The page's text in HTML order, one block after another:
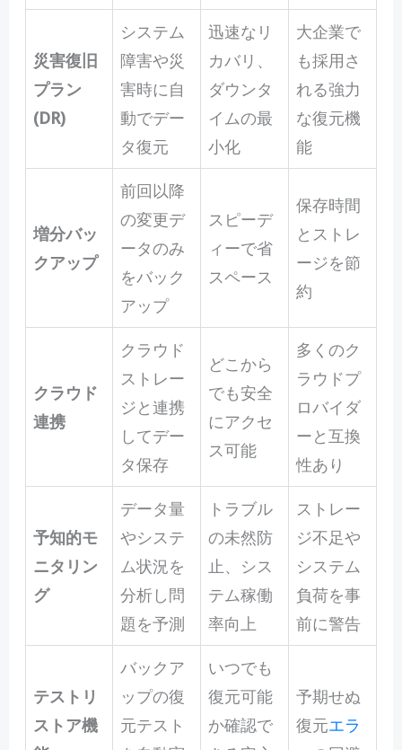
災害復旧
プラン
(DR)
システム
障害や災
害時に自
動でデー
タ復元
迅速なリ
カバリ、
ダウンタ
イムの最
小化
大企業で
も採用さ
れる強力
な復元機
能
増分バッ
クアップ
前回以降
の変更デ
ータのみ
をバック
アップ
スピーデ
ィーで省
スペース
保存時間
とストレ
ージを節
約
クラウド
連携
クラウド
ストレー
ジと連携
してデー
タ保存
どこから
でも安全
にアクセ
ス可能
多くのク
ラウドプ
ロバイダ
ーと互換
性あり
予知的モ
ニタリン
グ
データ量
やシステ
ム状況を
分析し問
題を予測
トラブル
の未然防
止、シス
テム稼働
率向上
ストレー
ジ不足や
システム
負荷を事
前に警告
テストリ
ストア機
バックア
ップの復
元テスト
いつでも
復元可能
か確認で
予期せぬ
復元エラ